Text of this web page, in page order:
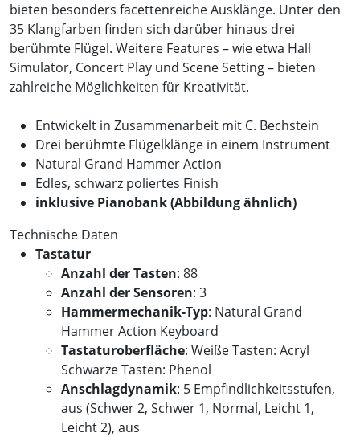
bieten besonders facettenreiche Ausklänge. Unter den
35 Klangfarben finden sich darüber hinaus drei
berühmte Flügel. Weitere Features – wie etwa Hall
Simulator, Concert Play und Scene Setting – bieten
zahlreiche Möglichkeiten für Kreativität.
Entwickelt in Zusammenarbeit mit C. Bechstein
Drei berühmte Flügelklänge in einem Instrument
Natural Grand Hammer Action
Edles, schwarz poliertes Finish
inklusive Pianobank (Abbildung ähnlich)
Technische Daten
Tastatur
Anzahl der Tasten: 88
Anzahl der Sensoren: 3
Hammermechanik-Typ: Natural Grand
Hammer Action Keyboard
Tastaturoberfläche: Weiße Tasten: Acryl
Schwarze Tasten: Phenol
Anschlagdynamik: 5 Empfindlichkeitsstufen,
aus (Schwer 2, Schwer 1, Normal, Leicht 1,
Leicht 2), aus